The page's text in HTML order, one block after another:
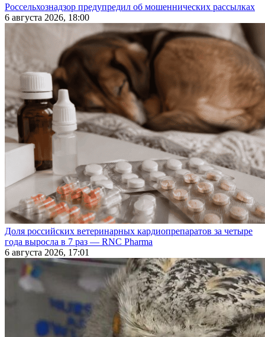
Россельхознадзор предупредил об мошеннических рассылках
6 августа 2026, 18:00
Доля российских ветеринарных кардиопрепаратов за четыре
года выросла в 7 раз — RNC Pharma
6 августа 2026, 17:01